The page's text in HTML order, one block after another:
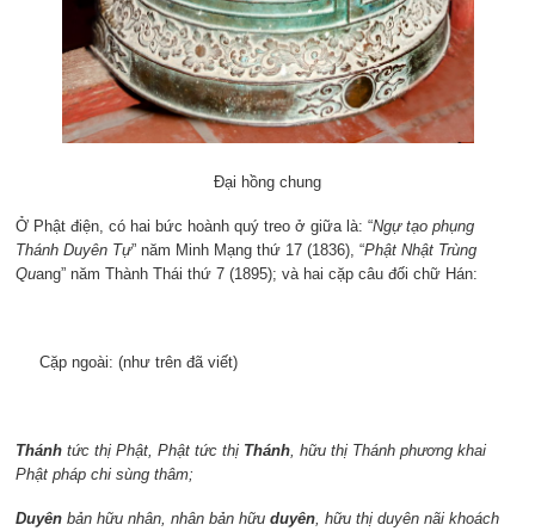
Đại hồng chung
Ở Phật điện, có hai bức hoành quý treo ở giữa là: “Ngự tạo phụng
Thánh Duyên Tự” năm Minh Mạng thứ 17 (1836), “Phật Nhật Trùng
Quang” năm Thành Thái thứ 7 (1895); và hai cặp câu đối chữ Hán:
Cặp ngoài: (như trên đã viết)
Thánhtức thị Phật, Phật tức thị Thánh, hữu thị Thánh phương khai
Phật pháp chi sùng thâm;
Duyênbản hữu nhân, nhân bản hữu duyên, hữu thị duyên nãi khoách